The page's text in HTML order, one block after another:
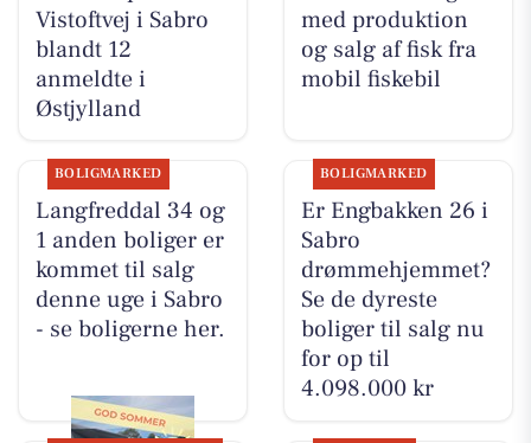
Vistoftvej i Sabro
blandt 12
anmeldte i
Østjylland
med produktion
og salg af fisk fra
mobil fiskebil
BOLIGMARKED
Langfreddal 34 og
1 anden boliger er
kommet til salg
denne uge i Sabro
- se boligerne her.
BOLIGMARKED
Er Engbakken 26 i
Sabro
drømmehjemmet?
Se de dyreste
boliger til salg nu
for op til
4.098.000 kr